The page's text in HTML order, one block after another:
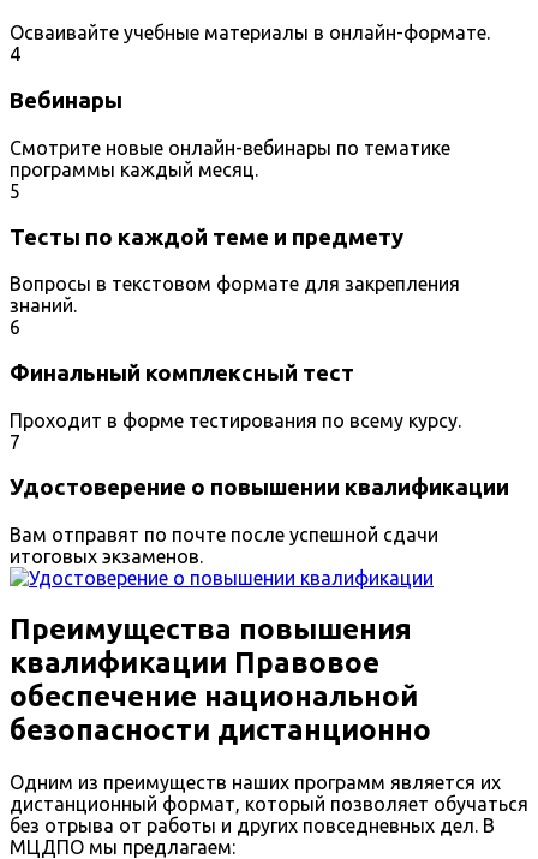
Осваивайте учебные материалы в онлайн-формате.
4
Вебинары
Смотрите новые онлайн-вебинары по тематике
программы каждый месяц.
5
Тесты по каждой теме и предмету
Вопросы в текстовом формате для закрепления
знаний.
6
Финальный комплексный тест
Проходит в форме тестирования по всему курсу.
7
Удостоверение о повышении квалификации
Вам отправят по почте после успешной сдачи
итоговых экзаменов.
Преимущества повышения
квалификации Правовое
обеспечение национальной
безопасности дистанционно
Одним из преимуществ наших программ является их
дистанционный формат, который позволяет обучаться
без отрыва от работы и других повседневных дел. В
МЦДПО мы предлагаем: